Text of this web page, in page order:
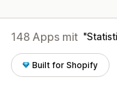
148 Apps mit
Built for Shopify